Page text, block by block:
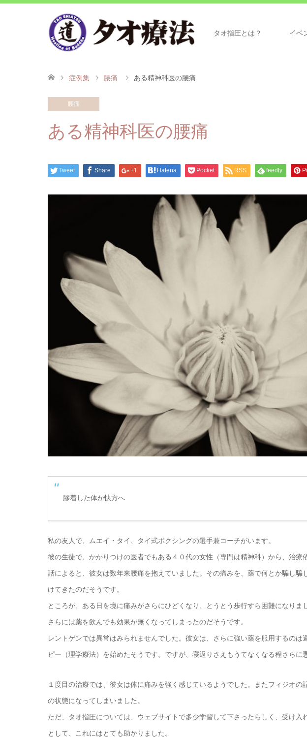
タオ指圧とは？ イベ
症例集 腰痛 ある精神科医の腰痛
腰痛
ある精神科医の腰痛
Tweet Share +1 Hatena Pocket RSS feedly
膠着した体が快方へ
私の友人で、ムエイ・タイ、タイ式ボクシングの選手兼コーチがいます。
彼の生徒で、かかりつけの医者でもある４０代の女性（専門は精神科）から、治療
話によると、彼女は数年来腰痛を抱えていました。その痛みを、薬で何とか騙し
けてきたのだそうです。
ところが、ある日を境に痛みがさらにひどくなり、とうとう歩行すら困難になりま
さらには薬を飲んでも効果が無くなってしまったのだそうです。
レントゲンでは異常はみられませんでした。彼女は、さらに強い薬を服用するのは
ピー（理学療法）を始めたそうです。ですが、寝返りさえもうてなくなる程さらに
１度目の治療では、彼女は体に痛みを強く感じているようでした。またフィジオの
の状態になってしまいました。
ただ、タオ指圧については、ウェブサイトで多少学習して下さったらしく、受け
として、これにはとても助かりました。